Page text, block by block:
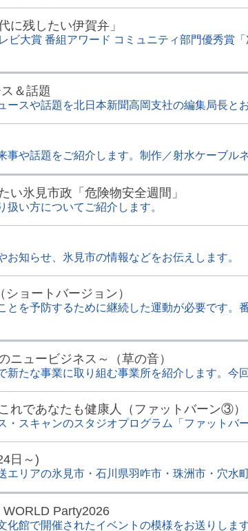
に残したい伊賀弁」
ビ大賞 番組アワード コミュニティ部門優秀賞
＆話題
ースや話題を北日本新聞高岡支社の編集局長と
事や話題をご紹介します。制作／射水ケーブル
い氷見市政「危険物安全週間」
扱い方についてご紹介します。
お知らせ、氷見市の情報などをお伝えします。
ョートバージョン）
とを予防するために継続した運動が必要です。
ニュービジネス～（草の音）
新たな事業に取り組む事業所を紹介します。今
れであなたも健康人（ファットバーン③）
・スキャンのスタジオプログラム「ファットバ
日～)
エリアの氷見市・石川県羽咋市・珠洲市・穴水
WORLD Party2026
化館で開催されたイベントの模様をお送りしま